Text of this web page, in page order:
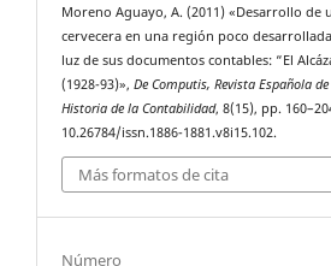
Moreno Aguayo, A. (2011) «Desarrollo de
cervecera en una región poco
luz de sus documentos contables: “El
(1928-93)»,De Computis, Revista Española de
Historia de la Contabilidad, 8(15), pp.
10.26784/issn.1886-1881.v8i15.102.
Más formatos de cita
Número